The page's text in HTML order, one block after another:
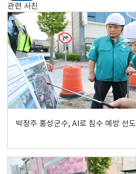
관련 사진
박정주 홍성군수, AI로 침수 예방 선도